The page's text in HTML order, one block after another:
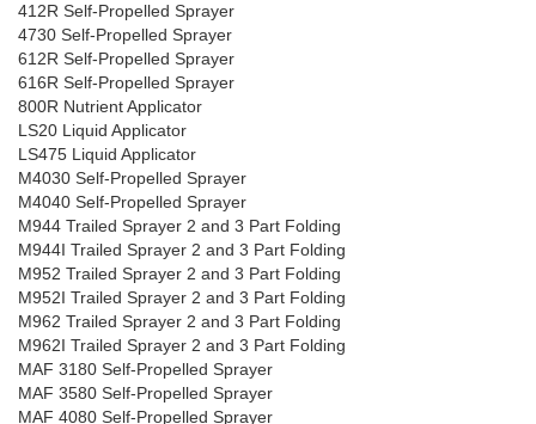
412R Self-Propelled Sprayer
4730 Self-Propelled Sprayer
612R Self-Propelled Sprayer
616R Self-Propelled Sprayer
800R Nutrient Applicator
LS20 Liquid Applicator
LS475 Liquid Applicator
M4030 Self-Propelled Sprayer
M4040 Self-Propelled Sprayer
M944 Trailed Sprayer 2 and 3 Part Folding
M944I Trailed Sprayer 2 and 3 Part Folding
M952 Trailed Sprayer 2 and 3 Part Folding
M952I Trailed Sprayer 2 and 3 Part Folding
M962 Trailed Sprayer 2 and 3 Part Folding
M962I Trailed Sprayer 2 and 3 Part Folding
MAF 3180 Self-Propelled Sprayer
MAF 3580 Self-Propelled Sprayer
MAF 4080 Self-Propelled Sprayer